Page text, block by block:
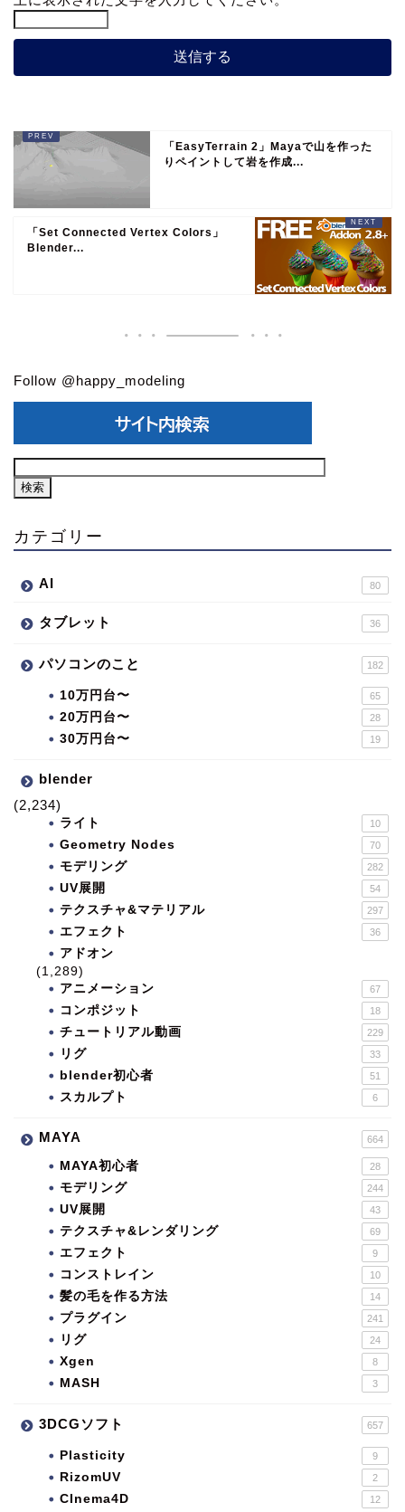
「EasyTerrain 2」Mayaで山を作った
りペイントして岩を作成...
「Set Connected Vertex Colors」
Blender...
Follow @happy_modeling
カテゴリー
AI 80
タブレット 36
パソコンのこと 182
10万円台〜 65
20万円台〜 28
30万円台〜 19
blender
(2,234)
ライト 10
Geometry Nodes 70
モデリング 282
UV展開 54
テクスチャ&マテリアル 297
エフェクト 36
アドオン
(1,289)
アニメーション
67
コンポジット 18
チュートリアル動画 229
リグ 33
blender初心者 51
スカルプト 6
MAYA 664
MAYA初心者 28
モデリング 244
UV展開 43
テクスチャ&レンダリング 69
エフェクト 9
コンストレイン 10
髪の毛を作る方法 14
プラグイン 241
リグ 24
Xgen 8
MASH 3
3DCGソフト 657
Plasticity 9
RizomUV 2
CInema4D 12